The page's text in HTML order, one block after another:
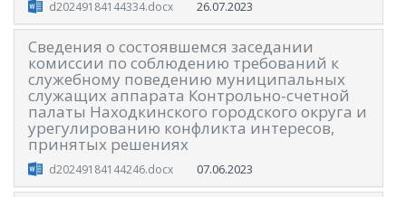
d20249184144334.docx 26.07.2023
Сведения о состоявшемся заседании
комиссии по соблюдению требований к
служебному поведению муниципальных
служащих аппарата Контрольно-счетной
палаты Находкинского городского округа и
урегулированию конфликта интересов,
принятых решениях
d20249184144246.docx 07.06.2023